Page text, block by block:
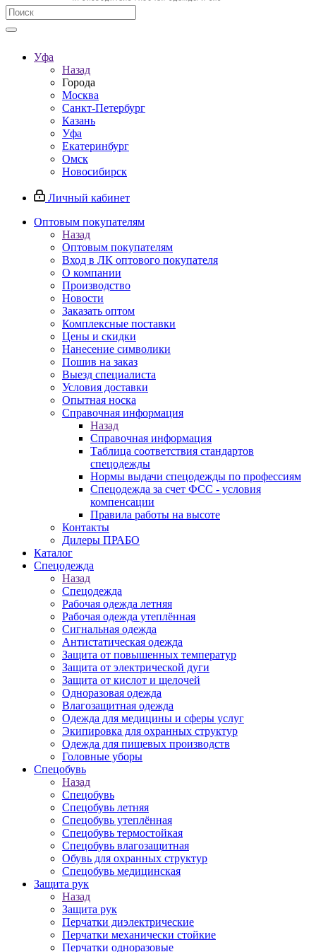
Уфа
Назад
Города
Москва
Санкт-Петербург
Казань
Уфа
Екатеринбург
Омск
Новосибирск
Личный кабинет
Оптовым покупателям
Назад
Оптовым покупателям
Вход в ЛК оптового покупателя
О компании
Производство
Новости
Заказать оптом
Комплексные поставки
Цены и скидки
Нанесение символики
Пошив на заказ
Выезд специалиста
Условия доставки
Опытная носка
Справочная информация
Назад
Справочная информация
Таблица соответствия стандартов
спецодежды
Нормы выдачи спецодежды по профессиям
Спецодежда за счет ФСС - условия
компенсации
Правила работы на высоте
Контакты
Дилеры ПРАБО
Каталог
Спецодежда
Назад
Спецодежда
Рабочая одежда летняя
Рабочая одежда утеплённая
Сигнальная одежда
Антистатическая одежда
Защита от повышенных температур
Защита от электрической дуги
Защита от кислот и щелочей
Одноразовая одежда
Влагозащитная одежда
Одежда для медицины и сферы услуг
Экипировка для охранных структур
Одежда для пищевых производств
Головные уборы
Спецобувь
Назад
Спецобувь
Спецобувь летняя
Спецобувь утеплённая
Спецобувь термостойкая
Спецобувь влагозащитная
Обувь для охранных структур
Спецобувь медицинская
Защита рук
Назад
Защита рук
Перчатки диэлектрические
Перчатки механически стойкие
Перчатки одноразовые